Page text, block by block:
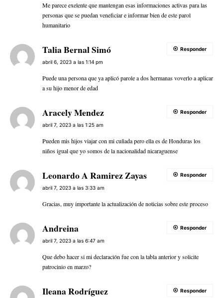
Me parece exelente que mantengan esas informaciones activas para las
personas que se puedan veneficiar e informar bien de este parol
humanitario
Talia Bernal Simó
abril 6, 2023 a las 1:14 pm
Puede una persona que ya aplicó parole a dos hermanas voverlo a aplicar
a su hijo menor de edad
Responder
Aracely Mendez
abril 7, 2023 a las 1:25 am
Pueden mis hijos viajar con mi cuñada pero ella es de Honduras los
niños igual que yo somos de la nacionalidad nicaraguense
Responder
Leonardo A Ramirez Zayas
abril 7, 2023 a las 3:33 am
Gracias, muy importante la actualización de noticias sobre este proceso
Responder
Andreina
abril 7, 2023 a las 6:47 am
Que debo hacer si mi declaración fue con la tabla anterior y solicite
patrocinio en marzo?
Responder
Ileana Rodríguez Responder